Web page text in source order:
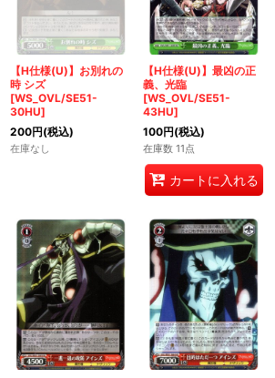
【H仕様(U)】お別れの
時 シズ
[WS_OVL/SE51-
30HU]
200円(税込)
在庫なし
【H仕様(U)】最凶の正
義、光臨
[WS_OVL/SE51-
43HU]
100円(税込)
在庫数 11点
カートに入れる